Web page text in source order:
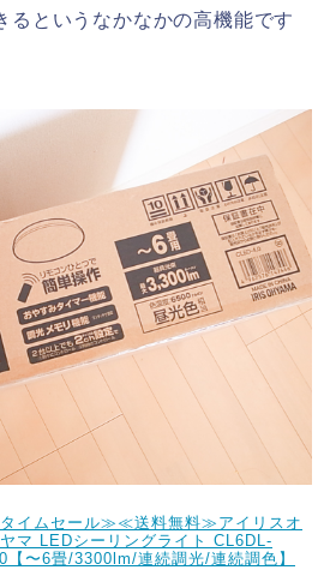
るというなかなかの高機能です
イムセール≫≪送料無料≫アイリスオ
マ LEDシーリングライト CL6DL-
【〜6畳/3300lm/連続調光/連続調色】